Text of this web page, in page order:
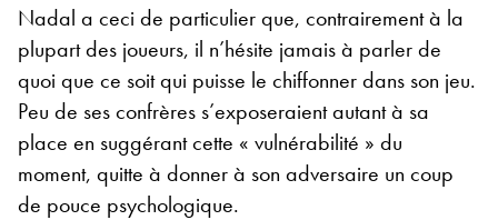
Nadal a ceci de particulier que, contrairement à la
plupart des joueurs, il n’hésite jamais à parler de
quoi que ce soit qui puisse le chiffonner dans son jeu.
Peu de ses confrères s’exposeraient autant à sa
place en suggérant cette « vulnérabilité » du
moment, quitte à donner à son adversaire un coup
de pouce psychologique.